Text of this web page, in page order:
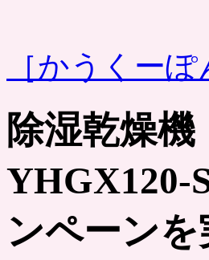
［かうくーぽ
除湿乾燥
YHGX120-
ンペーン